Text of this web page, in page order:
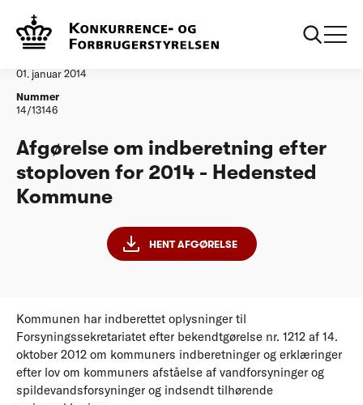
Vandtilsyn
01. januar 2014
Nummer
14/13146
Afgørelse om indberetning efter
stoploven for 2014 - Hedensted
Kommune
HENT AFGØRELSE
Kommunen har indberettet oplysninger til
Forsyningssekretariatet efter bekendtgørelse nr. 1212 af 14.
oktober 2012 om kommuners indberetninger og erklæringer
efter lov om kommuners afståelse af vandforsyninger og
spildevandsforsyninger og indsendt tilhørende